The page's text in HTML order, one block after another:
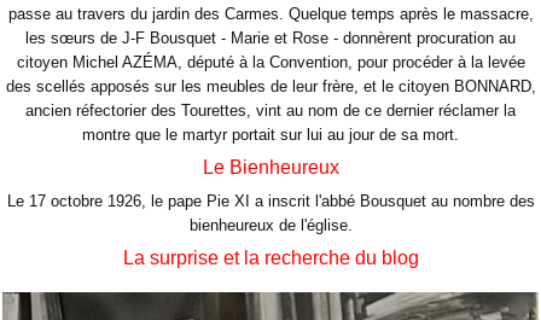
passe au travers du jardin des Carmes. Quelque temps après le massacre,
les sœurs de J-F Bousquet - Marie et Rose - donnèrent procuration au
citoyen Michel AZÉMA, député à la Convention, pour procéder à la levée
des scellés apposés sur les meubles de leur frère, et le citoyen BONNARD,
ancien réfectorier des Tourettes, vint au nom de ce dernier réclamer la
montre que le martyr portait sur lui au jour de sa mort.
Le Bienheureux
Le 17 octobre 1926, le pape Pie XI a inscrit l'abbé Bousquet au nombre des
bienheureux de l'église.
La surprise et la recherche du blog